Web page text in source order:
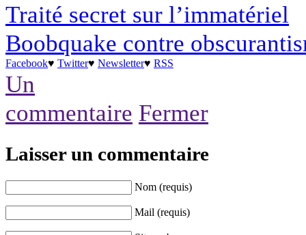
Traité secret sur l’immatériel
Boobquake contre
Facebook♥ Twitter♥ Newsletter♥ RSS
Un
commentaire Fermer
Laisser un commentaire
Nom (requis)
Mail (requis)